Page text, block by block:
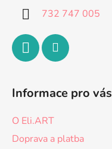
732 747 005
Informace pro vás
O Eli.ART
Doprava a platba